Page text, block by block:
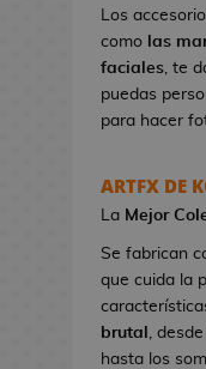
Los
como las
faciales, te
puedas
para hacer
ARTFX DE
La Mejor
Se fabrican
que cuida la
brutal ,
hasta los